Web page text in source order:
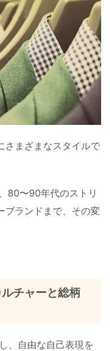
さまざまなスタイルで
80〜90年代のストリ
ブランドまで、その変
チャーと総柄
、自由な自己表現を